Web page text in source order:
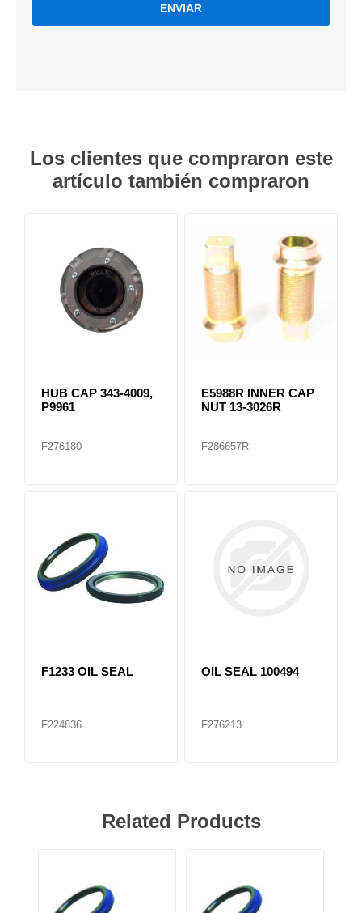
ENVIAR
Los clientes que compraron este
artículo también compraron
HUB CAP 343-4009,
P9961
F276180
E5988R INNER CAP
NUT 13-3026R
F286657R
F1233 OIL SEAL
F224836
OIL SEAL 100494
F276213
Related Products